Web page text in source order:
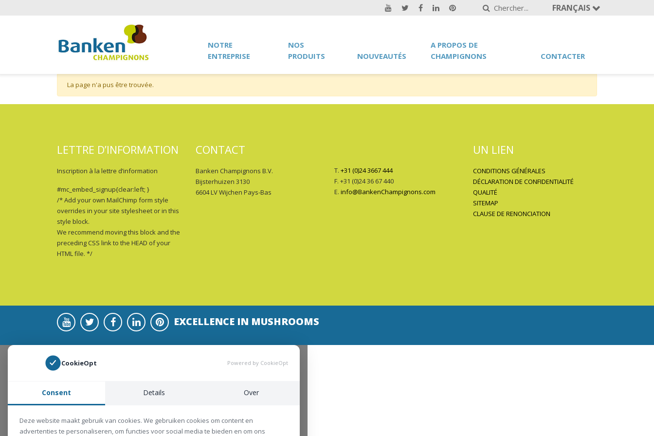
FRANÇAIS
NOTRE
ENTREPRISE
NOS
PRODUITS
NOUVEAUTÉS
A PROPOS DE
CHAMPIGNONS
CONTACTER
La page n'a pus être trouvée.
LETTRE D’INFORMATION
Inscription à la lettre d’information
#mc_embed_signup{clear:left; }
/* Add your own MailChimp form style
overrides in your site stylesheet or in this
style block.
We recommend moving this block and the
preceding CSS link to the HEAD of your
HTML file. */
CONTACT
Banken Champignons B.V.
Bijsterhuizen 3130
6604 LV Wijchen Pays-Bas
T. +31 (0)24 3667 444
F. +31 (0)24 36 67 440
E. info@BankenChampignons.com
UN LIEN
CONDITIONS GÉNÉRALES
DÉCLARATION DE CONFIDENTIALITÉ
QUALITÉ
SITEMAP
CLAUSE DE RENONCIATION
EXCELLENCE IN MUSHROOMS
CookieOpt Powered by CookieOpt
Consent Details Over
Deze website maakt gebruik van cookies. We gebruiken cookies om content en
advertenties te personaliseren, om functies voor social media te bieden en om ons